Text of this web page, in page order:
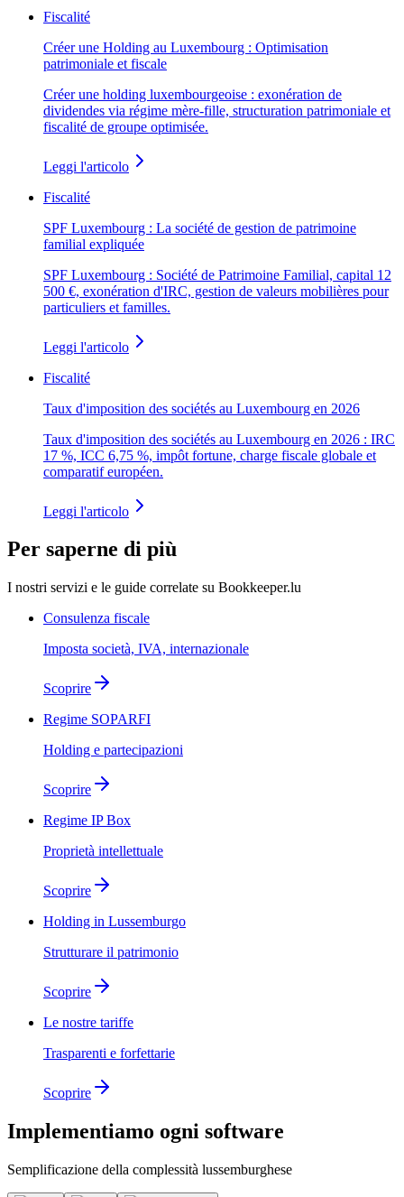
Fiscalité
Créer une Holding au Luxembourg : Optimisation
patrimoniale et fiscale
Créer une holding luxembourgeoise : exonération de
dividendes via régime mère-fille, structuration patrimoniale et
fiscalité de groupe optimisée.
Leggi l'articolo
Fiscalité
SPF Luxembourg : La société de gestion de patrimoine
familial expliquée
SPF Luxembourg : Société de Patrimoine Familial, capital 12
500 €, exonération d'IRC, gestion de valeurs mobilières pour
particuliers et familles.
Leggi l'articolo
Fiscalité
Taux d'imposition des sociétés au Luxembourg en 2026
Taux d'imposition des sociétés au Luxembourg en 2026 : IRC
17 %, ICC 6,75 %, impôt fortune, charge fiscale globale et
comparatif européen.
Leggi l'articolo
Per saperne di più
I nostri servizi e le guide correlate su Bookkeeper.lu
Consulenza fiscale
Imposta società, IVA, internazionale
Scoprire
Regime SOPARFI
Holding e partecipazioni
Scoprire
Regime IP Box
Proprietà intellettuale
Scoprire
Holding in Lussemburgo
Strutturare il patrimonio
Scoprire
Le nostre tariffe
Trasparenti e forfettarie
Scoprire
Implementiamo ogni software
Semplificazione della complessità lussemburghese